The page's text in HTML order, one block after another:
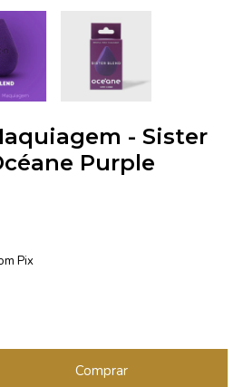
- Sister
Purple
Pix